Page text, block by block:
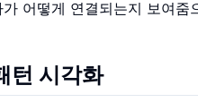
어떻게 연결되는지 보여
턴 시각화